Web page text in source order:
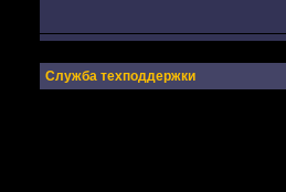
Служба техподдержки